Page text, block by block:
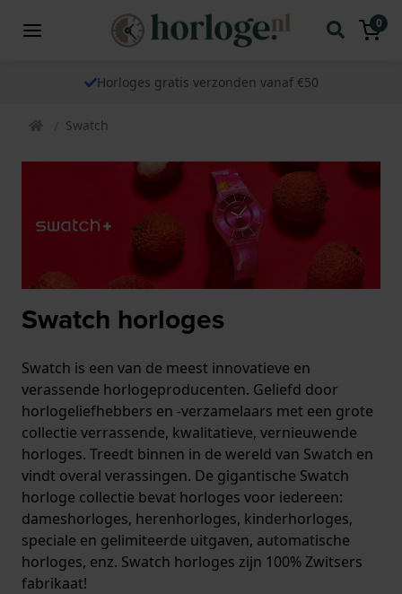
0
Horloges gratis verzonden vanaf €50
Swatch
Swatch horloges
Swatch is een van de meest innovatieve en
verassende horlogeproducenten. Geliefd door
horlogeliefhebbers en -verzamelaars met een grote
collectie verrassende, kwalitatieve, vernieuwende
horloges. Treedt binnen in de wereld van Swatch en
vindt overal verassingen. De gigantische Swatch
horloge collectie bevat horloges voor iedereen:
dameshorloges, herenhorloges, kinderhorloges,
speciale en gelimiteerde uitgaven, automatische
horloges, enz. Swatch horloges zijn 100% Zwitsers
fabrikaat!